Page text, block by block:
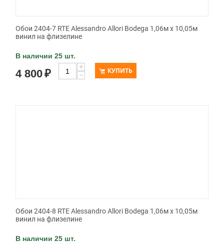
Обои 2404-7 RTE Alessandro Allori Bodega 1,06м х 10,05м
винил на флизелине
В наличии 25 шт.
4 800₽
+
−
КУПИТЬ
Обои 2404-8 RTE Alessandro Allori Bodega 1,06м х 10,05м
винил на флизелине
В наличии 25 шт.